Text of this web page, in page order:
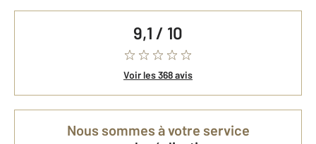
9,1 / 10
Voir les 368 avis
Nous sommes à votre service